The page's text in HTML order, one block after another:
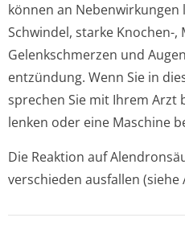
können an Nebenwirkungen
Schwindel, starke Knochen-,
Gelenkschmerzen und
entzündung. Wenn Sie in
sprechen Sie mit Ihrem Arzt
lenken oder eine Maschine
Die Reaktion auf
verschieden ausfallen (siehe